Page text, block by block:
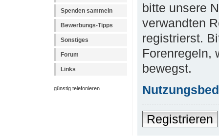
Spenden sammeln
Bewerbungs-Tipps
Sonstiges
Forum
Links
günstig telefonieren
bitte unsere
verwandten
registrierst.
Forenregeln,
bewegst.
Registrieren